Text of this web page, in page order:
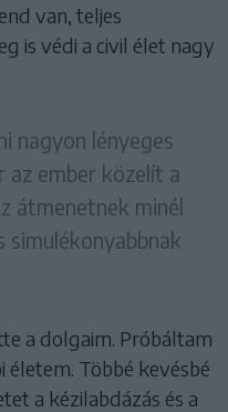
van, teljes
is védi a civil élet nagy
nagyon lényeges
az ember közelít a
átmenetnek minél
a dolgaim. Próbáltam
életem. Többé kevésbé
a kézilabdázás és a